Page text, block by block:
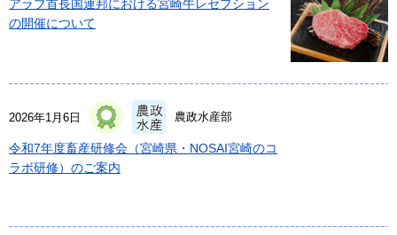
アラブ首長国連邦における宮崎牛レセプション
の開催について
2026年1月6日 農政水産部
令和7年度畜産研修会（宮崎県・NOSAI宮崎のコ
ラボ研修）のご案内